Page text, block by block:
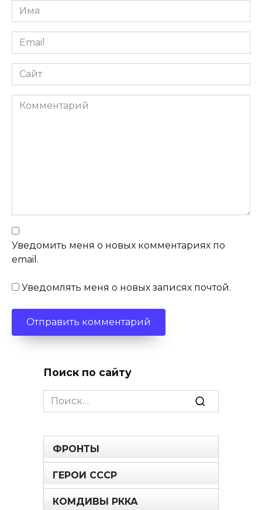
Имя
Email
Сайт
Комментарий
Уведомить меня о новых комментариях по
email.
Уведомлять меня о новых записях почтой.
Поиск по сайту
Search
for:
ФРОНТЫ
ГЕРОИ СССР
КОМДИВЫ РККА